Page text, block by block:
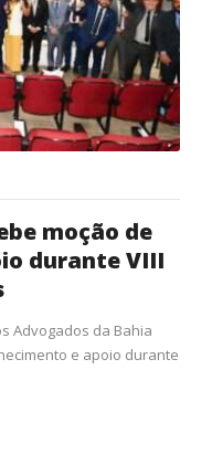
moção de
durante VIII
Advogados da Bahia
e apoio durante